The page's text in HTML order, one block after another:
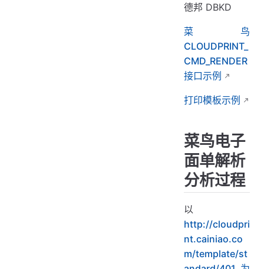
德邦 DBKD
菜鸟
CLOUDPRINT_
CMD_RENDER
接口示例
打印模板示例
菜鸟电子
面单解析
分析过程
以
http://cloudpri
nt.cainiao.co
m/template/st